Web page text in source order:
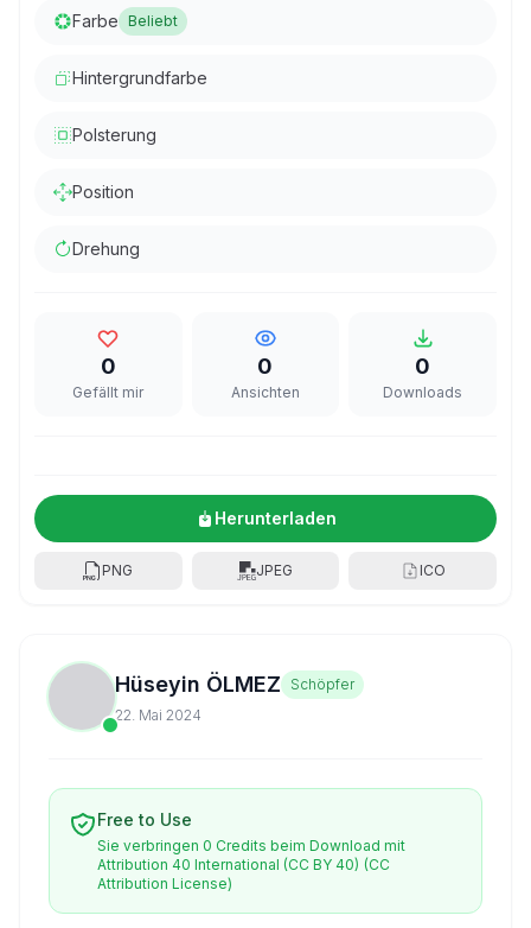
Farbe Beliebt
Hintergrundfarbe
Polsterung
Position
Drehung
0
Gefällt mir
0
Ansichten
0
Downloads
Herunterladen
PNG JPEG ICO
Hüseyin ÖLMEZ
Schöpfer
22. Mai 2024
Free to Use
Sie verbringen 0 Credits beim Download mit
Attribution 40 International (CC BY 40) (CC
Attribution License)